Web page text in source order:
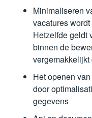
Minimaliseren
vacatures
Hetzelfde geldt
binnen de
Het openen
door
gegevens